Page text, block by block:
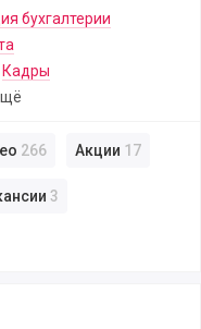
бухгалтерии
Кадры
266 Акции 17
3